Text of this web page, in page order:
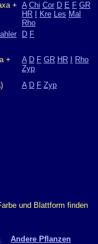
+ A Chi Cor D E F GR
HR
Kre Les Mal
Rho
D F
+
A D F GR HR
Rho
Zyp
A D F Zyp
und Blattform finden
Andere Pflanzen